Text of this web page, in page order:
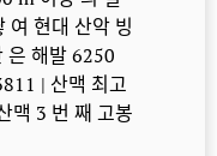
여 현대 산악 빙
은 해발 6250
| 산맥 최고
맥 3 번 째 고봉